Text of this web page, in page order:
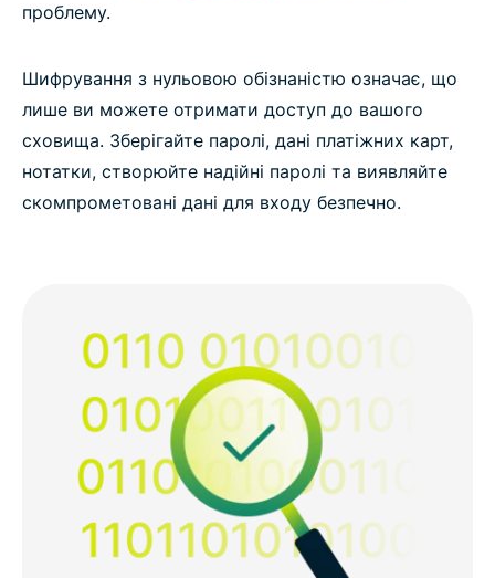
проблему.
Шифрування з нульовою обізнаністю означає, що
лише ви можете отримати доступ до вашого
сховища. Зберігайте паролі, дані платіжних карт,
нотатки, створюйте надійні паролі та виявляйте
скомпрометовані дані для входу безпечно.